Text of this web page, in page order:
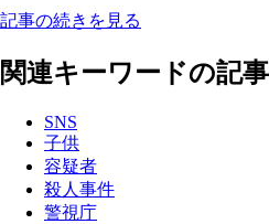
記事の続きを見る
関連キーワードの記
SNS
子供
容疑者
殺人事件
警視庁